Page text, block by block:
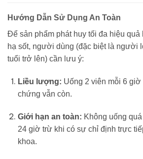
Hướng Dẫn Sử Dụng An Toàn
Để sản phẩm phát huy tối đa hiệu quả
hạ sốt, người dùng (đặc biệt là người
tuổi trở lên) cần lưu ý:
Liều lượng: Uống 2 viên mỗi 6 giờ
chứng vẫn còn.
Giới hạn an toàn: Không uống
24 giờ trừ khi có sự chỉ định trực
khoa.